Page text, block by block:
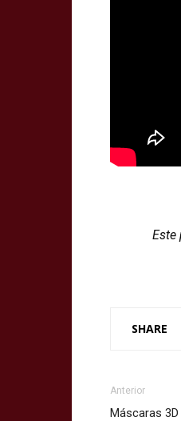
Este
SHARE
Anterior
Máscaras 3D